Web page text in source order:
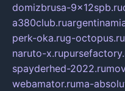
domizbrusa-9x12spb.ru
a380club.ru
perk-oka.rug-octopus.ru
naruto-x.ru
spayderhed-2022.ru
webamator.ruma-